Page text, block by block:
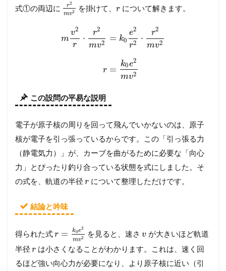
式①の両辺に r2
mv2 を掛けて、r について解きます。
m
v2
r
⋅
r2
mv2
r
= k0
e2
r2 ⋅
r2
mv2
=
k0e2
mv2
この設問の平易な説明
電子が原子核の周りを回って飛んでいかないのは、原子
核が電子を引っ張っているからです。この「引っ張る力
（静電気力）」が、カーブを曲がるために必要な「向心
力」とぴったり釣り合っている状態を式にしました。そ
の式を、軌道の半径 r について整理しただけです。
結論と吟味
得られた式r = k0e2
mv2 を見ると、速さv が大きいほど軌道
半径 r は小さくなることがわかります。これは、速く回
るほど強い向心力が必要になり、より原子核に近い（引